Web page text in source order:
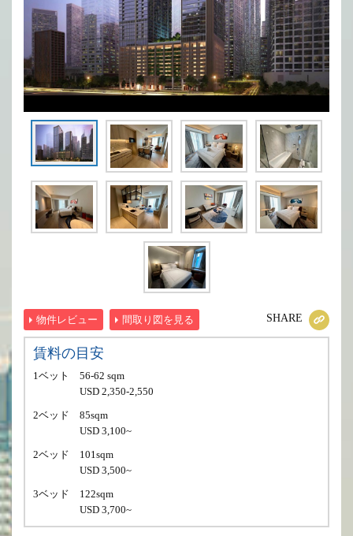
物件レビュー 間取り図を見る SHARE
賃料の目安
1ベット
56-62 sqm
USD 2,350-2,550
2ベッド
85sqm
USD 3,100~
2ベッド
101sqm
USD 3,500~
3ベッド
122sqm
USD 3,700~